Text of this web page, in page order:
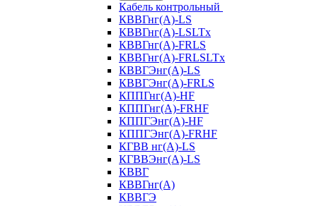
Кабель контрольный
КВВГнг(А)-LS
КВВГнг(А)-LSLTx
КВВГнг(А)-FRLS
КВВГнг(А)-FRLSLTx
КВВГЭнг(А)-LS
КВВГЭнг(А)-FRLS
КППГнг(А)-HF
КППГнг(А)-FRHF
КППГЭнг(А)-HF
КППГЭнг(А)-FRHF
КГВВ нг(А)-LS
КГВВЭнг(А)-LS
КВВГ
КВВГнг(А)
КВВГЭ